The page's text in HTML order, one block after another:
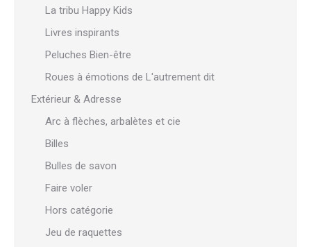
La tribu Happy Kids
Livres inspirants
Peluches Bien-être
Roues à émotions de L'autrement dit
Extérieur & Adresse
Arc à flèches, arbalètes et cie
Billes
Bulles de savon
Faire voler
Hors catégorie
Jeu de raquettes